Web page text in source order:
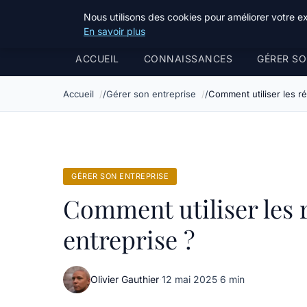
Bible Telemarketing
ACCUEIL CONNAISSANCES GÉRER
Accueil Gérer son entreprise Comment utiliser les
GÉRER SON ENTREPRISE
Comment utiliser les
entreprise ?
Olivier Gauthier·12 mai 2025·6 min
Nous utilisons des cookies pour améliorer votre
En savoir plus